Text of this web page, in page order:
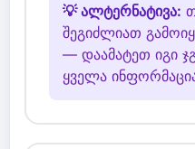
💡 ალტერნატივა:
შეგიძლიათ
— დაამატეთ იგი
ყველა